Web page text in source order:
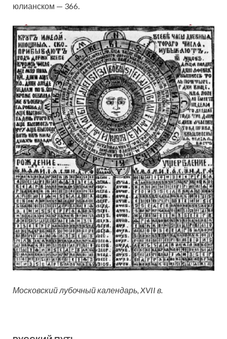
юлианском — 366.
Московский лубочный календарь, XVII в.